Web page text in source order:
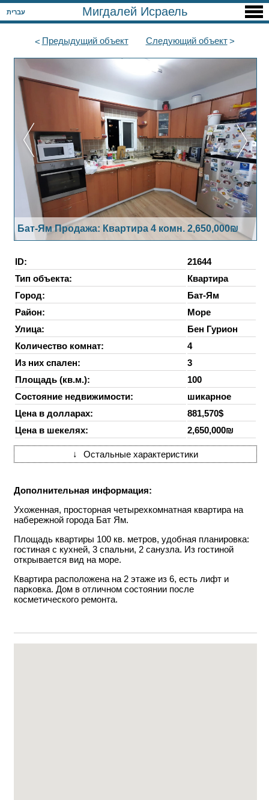
עברית Мигдалей Исраель
Предыдущийобъект Следующийобъект
Бат-Ям Продажа: Квартира 4 комн. 2,650,000₪
ID:
21644
Тип объекта:
Квартира
Город:
Бат-Ям
Район:
Море
Улица:
Бен Гурион
Количество комнат:
4
Из них спален:
3
Площадь (кв.м.):
100
Состояние недвижимости:
шикарное
Цена в долларах:
881,570$
Цена в шекелях:
2,650,000₪
↓ Остальные характеристики
Дополнительная информация:
Ухоженная, просторная четырехкомнатная квартира на
набережной города Бат Ям.
Площадь квартиры 100 кв. метров, удобная планировка:
гостиная с кухней, 3 спальни, 2 санузла. Из гостиной
открывается вид на море.
Квартира расположена на 2 этаже из 6, есть лифт и
парковка. Дом в отличном состоянии после
косметического ремонта.